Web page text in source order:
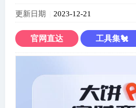
更新日期 2023-12-21
官网直达 工具集🐔